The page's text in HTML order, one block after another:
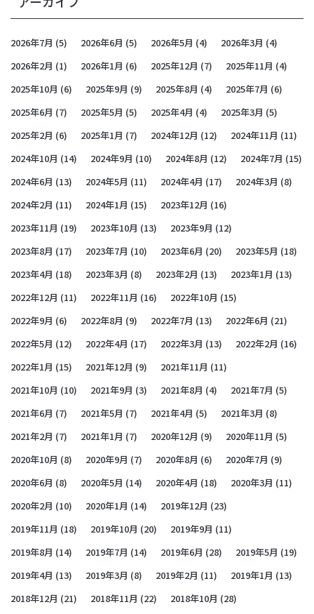
2026年7月 (5) 2026年6月 (5) 2026年5月 (4) 2026年3月 (4)
2026年2月 (1) 2026年1月 (6) 2025年12月 (7) 2025年11月 (4)
2025年10月 (6) 2025年9月 (9) 2025年8月 (4) 2025年7月 (6)
2025年6月 (7) 2025年5月 (5) 2025年4月 (4) 2025年3月 (5)
2025年2月 (6) 2025年1月 (7) 2024年12月 (12) 2024年11月 (11)
2024年10月 (14) 2024年9月 (10) 2024年8月 (12) 2024年7月 (15)
2024年6月 (13) 2024年5月 (11) 2024年4月 (17) 2024年3月 (8)
2024年2月 (11) 2024年1月 (15) 2023年12月 (16)
2023年11月 (19) 2023年10月 (13) 2023年9月 (12)
2023年8月 (17) 2023年7月 (10) 2023年6月 (20) 2023年5月 (18)
2023年4月 (18) 2023年3月 (8) 2023年2月 (13) 2023年1月 (13)
2022年12月 (11) 2022年11月 (16) 2022年10月 (15)
2022年9月 (6) 2022年8月 (9) 2022年7月 (13) 2022年6月 (21)
2022年5月 (12) 2022年4月 (17) 2022年3月 (13) 2022年2月 (16)
2022年1月 (15) 2021年12月 (9) 2021年11月 (11)
2021年10月 (10) 2021年9月 (3) 2021年8月 (4) 2021年7月 (5)
2021年6月 (7) 2021年5月 (7) 2021年4月 (5) 2021年3月 (8)
2021年2月 (7) 2021年1月 (7) 2020年12月 (9) 2020年11月 (5)
2020年10月 (8) 2020年9月 (7) 2020年8月 (6) 2020年7月 (9)
2020年6月 (8) 2020年5月 (14) 2020年4月 (18) 2020年3月 (11)
2020年2月 (10) 2020年1月 (14) 2019年12月 (23)
2019年11月 (18) 2019年10月 (20) 2019年9月 (11)
2019年8月 (14) 2019年7月 (14) 2019年6月 (28) 2019年5月 (19)
2019年4月 (13) 2019年3月 (8) 2019年2月 (11) 2019年1月 (13)
2018年12月 (21) 2018年11月 (22) 2018年10月 (28)